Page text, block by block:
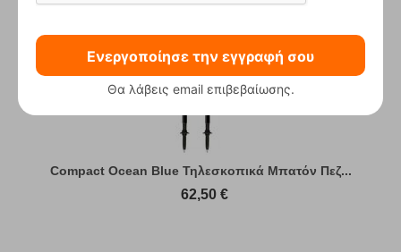
Compact Ocean Blue Τηλεσκοπικά Μπατόν Πεζ...
62,50 €
Ενεργοποίησε την εγγραφή σου
Θα λάβεις email επιβεβαίωσης.